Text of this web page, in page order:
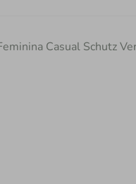
Casual Schutz